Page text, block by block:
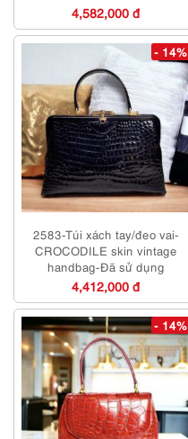
4,582,000 đ
- 14%
2583-Túi xách tay/đeo vai-
CROCODILE skin vintage
handbag-Đã sử dụng
4,412,000 đ
- 14%